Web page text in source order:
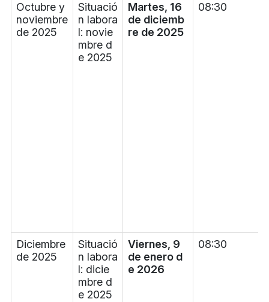
Octubre y
noviembre
de 2025
Situació
n labora
l: novie
mbre d
e 2025
Martes, 16
de diciemb
re de 2025
08:30
Diciembre
de 2025
Situació
n labora
l: dicie
mbre d
e 2025
Viernes, 9
de enero d
e 2026
08:30